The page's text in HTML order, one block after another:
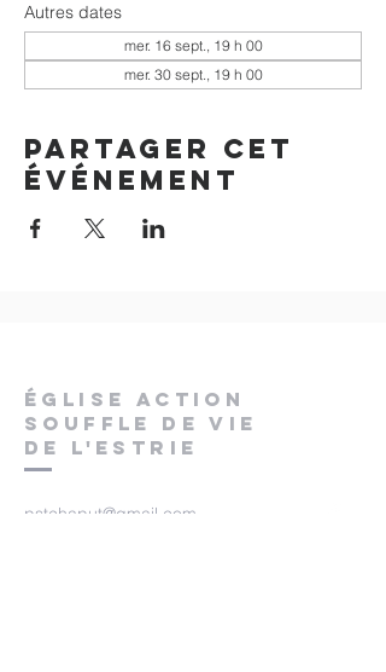
Autres dates
mer. 16 sept., 19 h 00
mer. 30 sept., 19 h 00
Partager cet
événement
ÉGLISE ACTION
SOUFFLE DE VIE
DE L'ESTRIE
pstchaput@gmail.com